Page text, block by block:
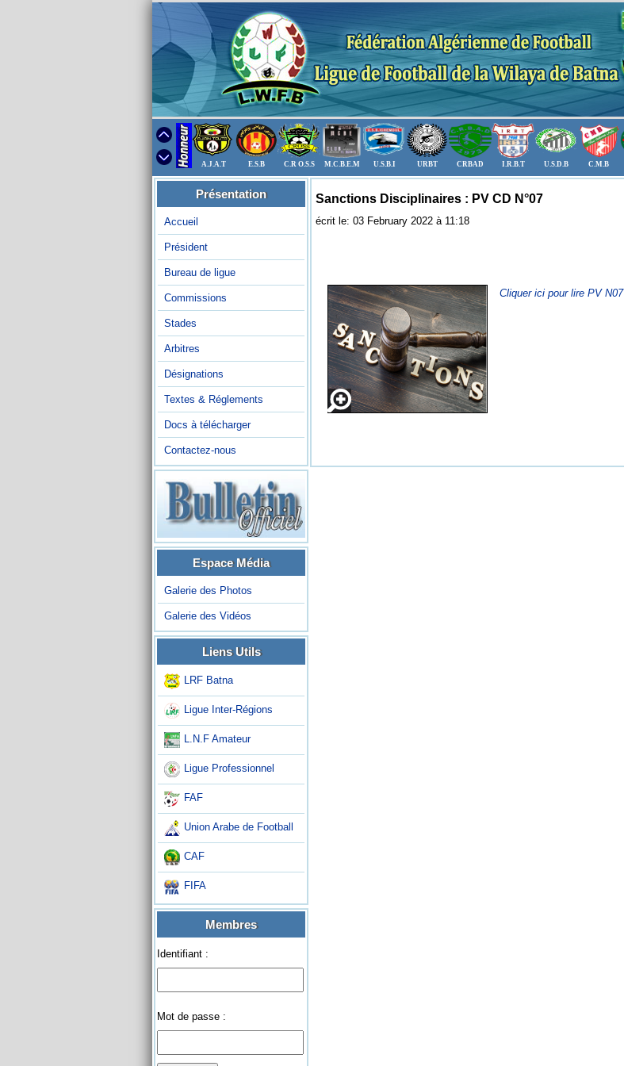
A.J.A.T E.S.B C.R O.S.S M.C.B.E.M U.S.B.I URBT CRBAD I.R.B.T U.S.D.B C.M.B
Présentation
Accueil
Président
Bureau de ligue
Commissions
Stades
Arbitres
Désignations
Textes & Réglements
Docs à télécharger
Contactez-nous
Espace Média
Galerie des Photos
Galerie des Vidéos
Liens Utils
LRF Batna
Ligue Inter-Régions
L.N.F Amateur
Ligue Professionnel
FAF
Union Arabe de Football
CAF
FIFA
Membres
Identifiant :
Mot de passe :
Sanctions Disciplinaires : PV CD N°07
écrit le: 03 February 2022 à 11:18
Cliquer ici pour lire PV N07